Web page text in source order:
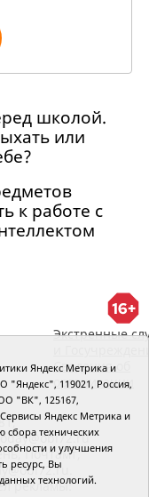
школой.
или
к работе с
Экстренные
Сведения об
организации
Почтамт,
рекламы:
Яндекс Метрика и
"Яндекс", 119021, Россия,
"ВК", 125167,
Яндекс Метрика и
сбора технических
и улучшения
ресурс, Вы
технологий.